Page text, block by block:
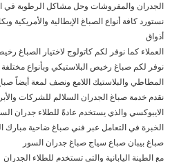
الجدران والمفروشات وحل مشاكل الرطوبة في
نستورد كافة أنواع الصباغ الإيطالية والأمريكية
أذواق
العملاء كما نوفر لكم كاتولوج لاختيار الصباغ
نوفر لكم صباغ رخيص البلاستيكي وبأنواع مختلفة
المطاطي والبلاستيك اللامع ونصف لمعة أيضاً
نقدم خدمة صباغ الجدران السلالم للشركات
الايبوكسي والذي يستخدم عادةً للطلاء جدران
الخبرة في التعامل عبر فني صباغ ضاحية مبارك
صباغ بيبان صباع سياج صباغ جدران السور
مع الطينة اليابانية والتي تستخدم للطلاء الجدران